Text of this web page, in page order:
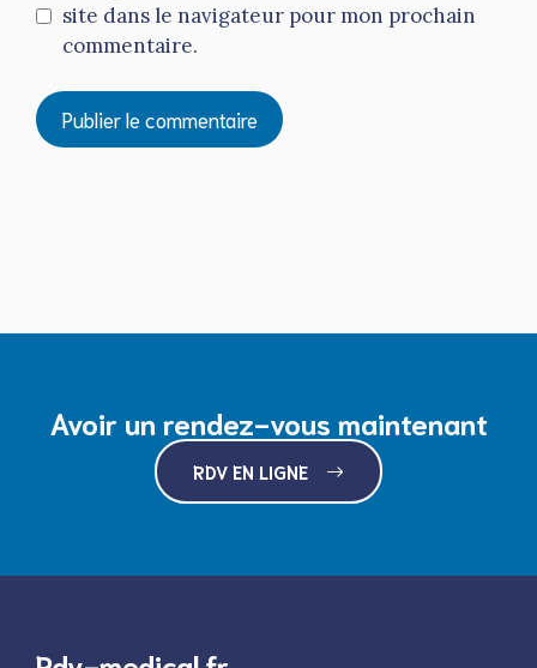
site dans le navigateur pour mon prochain
commentaire.
Avoir un rendez-vous maintenant
RDV EN LIGNE